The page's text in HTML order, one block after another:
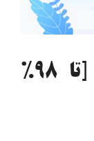
خرید pdf کتاب خارجی [تا 98%